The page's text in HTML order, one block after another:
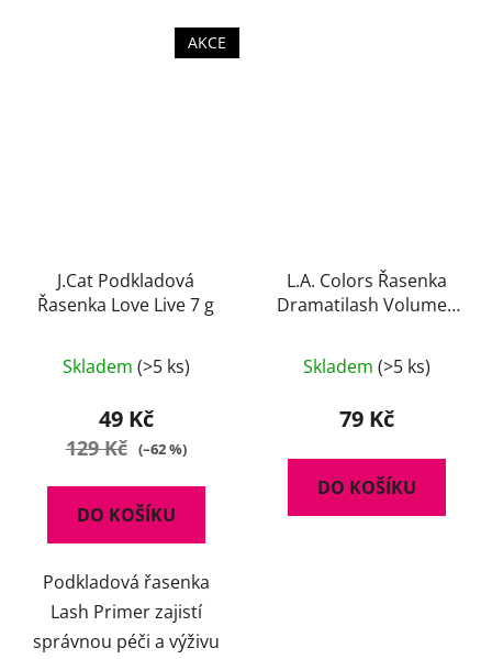
AKCE
J.Cat Podkladová
Řasenka Love Live 7 g
Skladem (>5 ks)
49 Kč
129 Kč (–62 %)
DO KOŠÍKU
Podkladová řasenka
Lash Primer zajistí
správnou péči a výživu
L.A. Colors Řasenka
Dramatilash Volume -
Skladem (>5 ks)
79 Kč
DO KOŠÍKU